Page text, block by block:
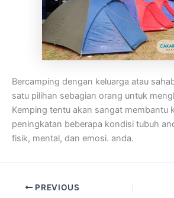
Bercamping dengan keluarga atau
satu pilihan sebagian orang untuk
Kemping tentu akan sangat membantu
peningkatan beberapa kondisi tubuh
fisik, mental, dan emosi. anda.
PREVIOUS